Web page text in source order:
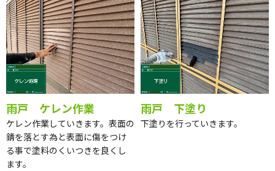
雨戸 ケレン作業
ケレン作業していきます。表面の
錆を落とす為と表面に傷をつけ
る事で塗料のくいつきを良くし
ます。
雨戸 下塗り
下塗りを行っていきます。